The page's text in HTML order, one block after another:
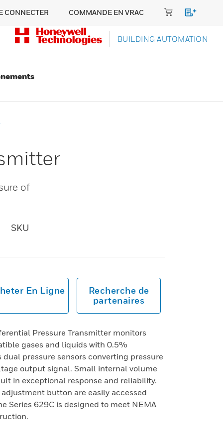
CONNECTER COMMANDE EN VRAC
BUILDING AUTOMATION
of
SKU
En Ligne
Recherche de
partenaires
Pressure Transmitter monitors
gases and liquids with 0.5%
pressure sensors converting pressure
output signal. Small internal volume
in exceptional response and reliability.
button are easily accessed
Series 629C is designed to meet NEMA